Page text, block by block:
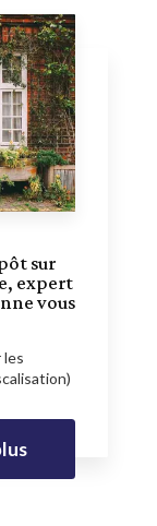
sur
expert
vous
les